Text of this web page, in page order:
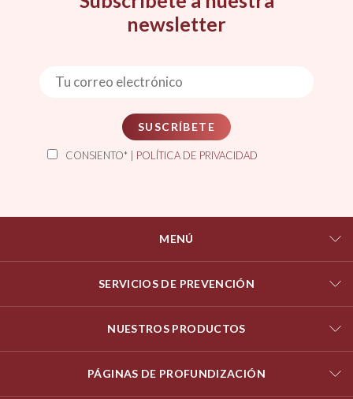
newsletter
SUSCRÍBETE
CONSIENTO* | POLÍTICA DE PRIVACIDAD
MENÚ
SERVICIOS DE PREVENCIÓN
NUESTROS PRODUCTOS
PÁGINAS DE PROFUNDIZACIÓN